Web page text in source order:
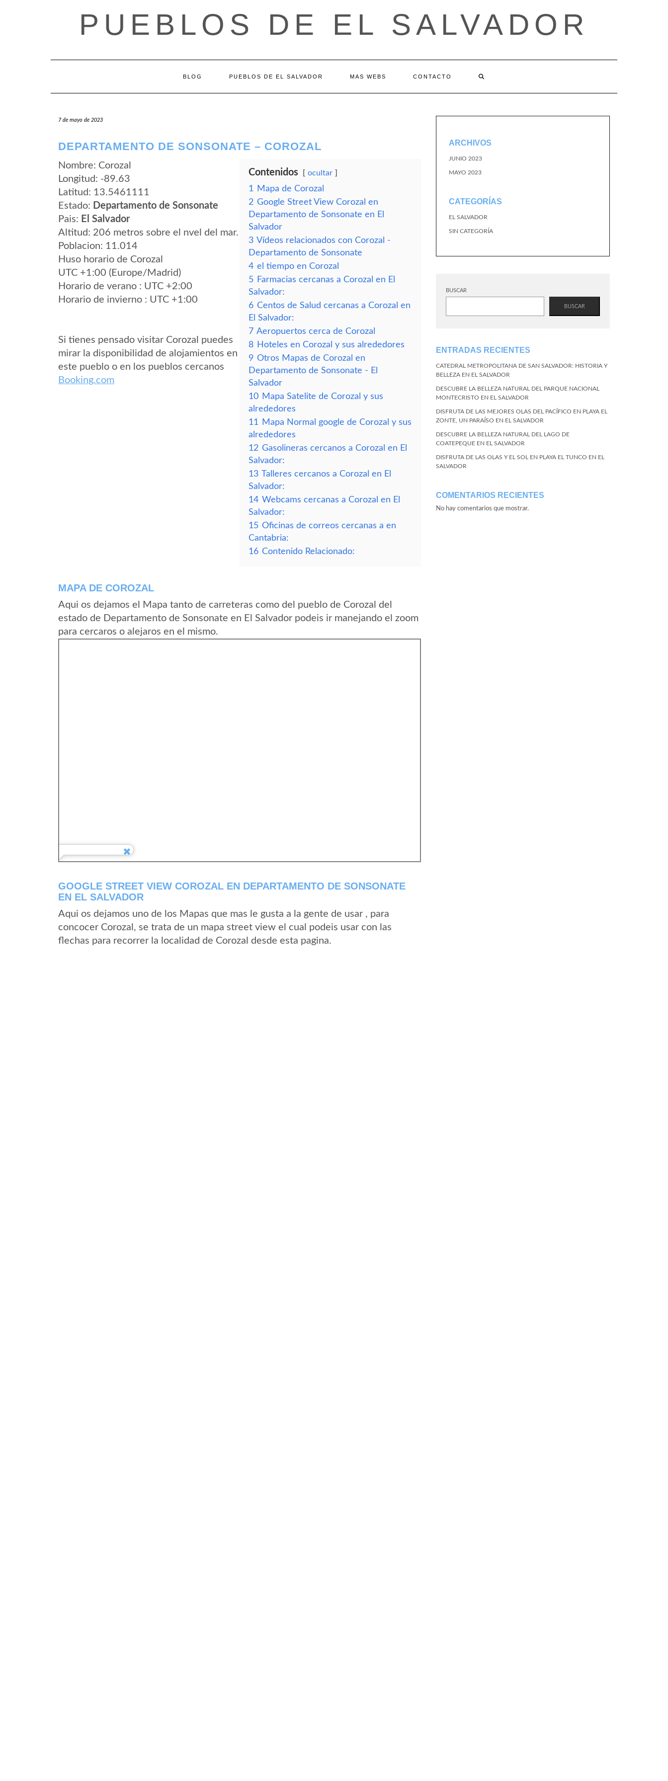
PUEBLOS DE EL SALVADOR
BLOG PUEBLOS DE EL SALVADOR MAS WEBS CONTACTO
7 de mayo de 2023
DEPARTAMENTO DE SONSONATE – COROZAL
Nombre: Corozal
Longitud: -89.63
Latitud: 13.5461111
Estado: Departamento de Sonsonate
Pais: El Salvador
Altitud: 206 metros sobre el nvel del mar.
Poblacion: 11.014
Huso horario de Corozal
UTC +1:00 (Europe/Madrid)
Horario de verano : UTC +2:00
Horario de invierno : UTC +1:00
Si tienes pensado visitar Corozal puedes
mirar la disponibilidad de alojamientos en
este pueblo o en los pueblos cercanos
Booking.com
Contenidos ocultar
1
Mapa de Corozal
2 Google Street View Corozal en
Departamento de Sonsonate en El
Salvador
3 Vídeos relacionados con Corozal -
Departamento de Sonsonate
4 el tiempo en Corozal
5 Farmacias cercanas a Corozal en El
Salvador:
6 Centos de Salud cercanas a Corozal en
El Salvador:
7 Aeropuertos cerca de Corozal
8 Hoteles en Corozal y sus alrededores
9 Otros Mapas de Corozal en
Departamento de Sonsonate - El
Salvador
10 Mapa Satelite de Corozal y sus
alrededores
11
Mapa Normal google de Corozal y sus
alrededores
12 Gasolineras cercanos a Corozal en El
Salvador:
13 Talleres cercanos a Corozal en El
Salvador:
14 Webcams cercanas a Corozal en El
Salvador:
15 Oficinas de correos cercanas a en
Cantabria:
16 Contenido Relacionado:
MAPA DE COROZAL
Aqui os dejamos el Mapa tanto de carreteras como del pueblo de Corozal del
estado de Departamento de Sonsonate en El Salvador podeis ir manejando el zoom
para cercaros o alejaros en el mismo.
GOOGLE STREET VIEW COROZAL EN DEPARTAMENTO DE SONSONATE
EN EL SALVADOR
Aqui os dejamos uno de los Mapas que mas le gusta a la gente de usar , para
concocer Corozal, se trata de un mapa street view el cual podeis usar con las
flechas para recorrer la localidad de Corozal desde esta pagina.
ARCHIVOS
JUNIO 2023
MAYO 2023
CATEGORÍAS
EL SALVADOR
SIN CATEGORÍA
BUSCAR
BUSCAR
ENTRADAS RECIENTES
CATEDRAL METROPOLITANA DE SAN SALVADOR: HISTORIA Y
BELLEZA EN EL SALVADOR
DESCUBRE LA BELLEZA NATURAL DEL PARQUE NACIONAL
MONTECRISTO EN EL SALVADOR
DISFRUTA DE LAS MEJORES OLAS DEL PACÍFICO EN PLAYA EL
ZONTE, UN PARAÍSO EN EL SALVADOR
DESCUBRE LA BELLEZA NATURAL DEL LAGO DE
COATEPEQUE EN EL SALVADOR
DISFRUTA DE LAS OLAS Y EL SOL EN PLAYA EL TUNCO EN EL
SALVADOR
COMENTARIOS RECIENTES
No hay comentarios que mostrar.